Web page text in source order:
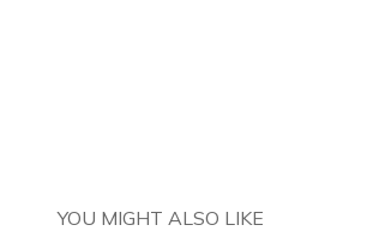
YOU MIGHT ALSO LIKE